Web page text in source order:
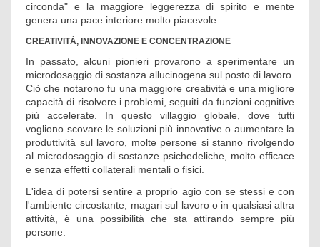
circonda" e la maggiore leggerezza di spirito e mente
genera una pace interiore molto piacevole.
CREATIVITÀ, INNOVAZIONE E CONCENTRAZIONE
In passato, alcuni pionieri provarono a sperimentare un
microdosaggio di sostanza allucinogena sul posto di lavoro.
Ciò che notarono fu una maggiore creatività e una migliore
capacità di risolvere i problemi, seguiti da funzioni cognitive
più accelerate. In questo villaggio globale, dove tutti
vogliono scovare le soluzioni più innovative o aumentare la
produttività sul lavoro, molte persone si stanno rivolgendo
al microdosaggio di sostanze psichedeliche, molto efficace
e senza effetti collaterali mentali o fisici.
L'idea di potersi sentire a proprio agio con se stessi e con
l'ambiente circostante, magari sul lavoro o in qualsiasi altra
attività, è una possibilità che sta attirando sempre più
persone.